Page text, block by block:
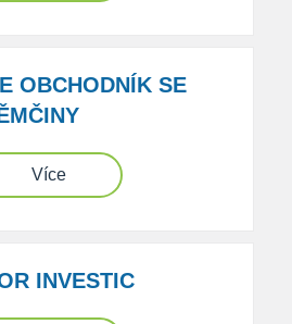
OBCHODNÍK SE
Více
INVESTIC